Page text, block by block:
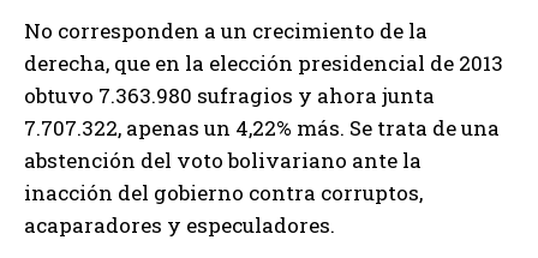
No corresponden a un crecimiento de la
derecha, que en la elección presidencial de 2013
obtuvo 7.363.980 sufragios y ahora junta
7.707.322, apenas un 4,22% más. Se trata de una
abstención del voto bolivariano ante la
inacción del gobierno contra corruptos,
acaparadores y especuladores.